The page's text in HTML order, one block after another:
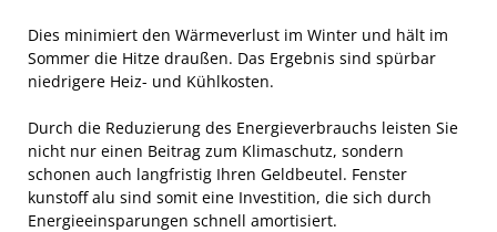
Dies minimiert den Wärmeverlust im Winter und hält im
Sommer die Hitze draußen. Das Ergebnis sind spürbar
niedrigere Heiz- und Kühlkosten.
Durch die Reduzierung des Energieverbrauchs leisten Sie
nicht nur einen Beitrag zum Klimaschutz, sondern
schonen auch langfristig Ihren Geldbeutel. Fenster
kunstoff alu sind somit eine Investition, die sich durch
Energieeinsparungen schnell amortisiert.